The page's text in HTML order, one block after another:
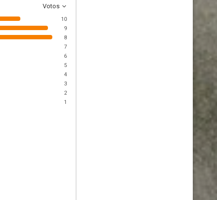
Votos
10
9
8
7
6
5
4
3
2
1